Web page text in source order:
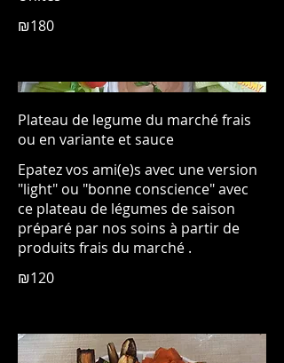
₪180
Plateau de legume du marché frais
ou en variante et sauce
Epatez vos ami(e)s avec une version
"light" ou "bonne conscience" avec
ce plateau de légumes de saison
préparé par nos soins à partir de
produits frais du marché .
₪120